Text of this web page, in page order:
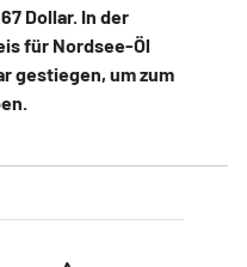
Dollar. In der
für Nordsee-Öl
gestiegen, um zum